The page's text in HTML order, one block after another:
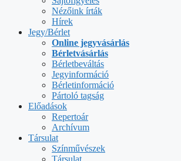
Nézőink írták
Hírek
Jegy/Bérlet
Online jegyvásárlás
Bérletvásárlás
Bérletbeváltás
Jegyinformáció
Bérletinformáció
Pártoló tagság
Előadások
Repertoár
Archívum
Társulat
Színművészek
Társulat